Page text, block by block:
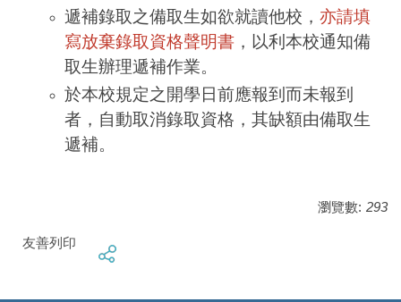
遞補錄取之備取生如欲就讀他校， 亦請填
寫放棄錄取資格聲明書 ，以利本校通知備
取生辦理遞補作業。
於本校規定之開學日前應報到而未報到
者，自動取消錄取資格，其缺額由備取生
遞補。
瀏覽數: 293
友善列印